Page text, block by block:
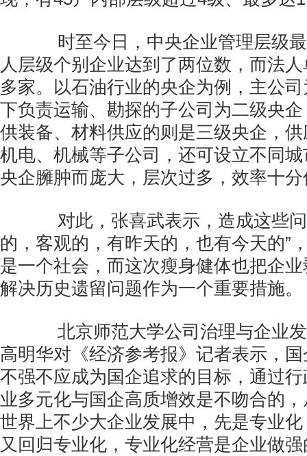
时至今日，中央企业管理层级最
人层级个别企业达到了两位数，而法
多家。以石油行业的央企为例，主公
下负责运输、勘探的子公司为二级央
供装备、材料供应的则是三级央企，
机电、机械等子公司，还可设立不同
央企臃肿而庞大，层次过多，效率十
对此，张喜武表示，造成这些问
的，客观的，有昨天的，也有今天的”
是一个社会，而这次瘦身健体也把企
解决历史遗留问题作为一个重要措施。
北京师范大学公司治理与企业发
高明华对《经济参考报》记者表示，
不强不应成为国企追求的目标，通过
业多元化与国企高质增效是不吻合的
世界上不少大企业发展中，先是专业
又回归专业化，专业化经营是企业做